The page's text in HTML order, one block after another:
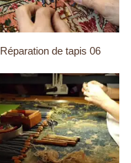
Réparation de tapis 06